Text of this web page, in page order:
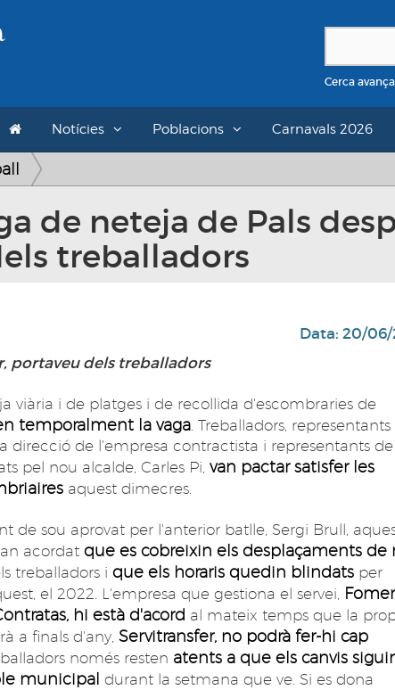
Cerca
Notícies Poblacions Carnavals 2026
de neteja de Pals
treballadors
Data: 20/06/
portaveu dels treballadors
viària i de platges i de recollida d'escombraries de
temporalment la vaga. Treballadors, representants
direcció de l'empresa contractista i representants de
pel nou alcalde, Carles Pi, van pactar satisfer les
aquest dimecres.
de sou aprovat per l'anterior batlle, Sergi Brull,
acordat que es cobreixin els desplaçaments de
treballadors i que els horaris quedin blindats per
el 2022. L'empresa que gestiona el servei,
hi està d'acord al mateix temps que la
a finals d'any, Servitransfer, no podrà fer-hi cap
només resten atents a que els canvis
municipal durant la setmana que ve. Si es dona